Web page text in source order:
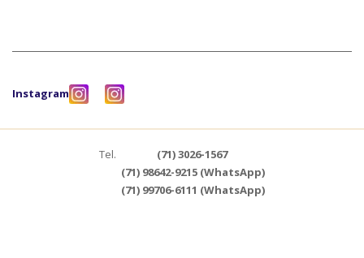
Instagram
Tel.
(71) 3026-1567
(71) 98642-9215 (WhatsApp)
(71) 99706-6111 (WhatsApp)